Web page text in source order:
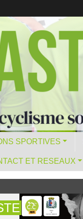
SPORTIVES
ET RESEAUX